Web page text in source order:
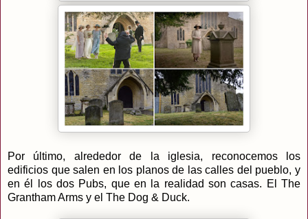
Por último, alrededor de la iglesia, reconocemos los
edificios que salen en los planos de las calles del pueblo, y
en él los dos Pubs, que en la realidad son casas. El The
Grantham Arms y el The Dog & Duck.